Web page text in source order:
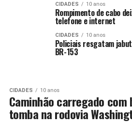
CIDADES 10 anos
Rompimento de cabo
telefone e internet
CIDADES 10 anos
Policiais resgatam
BR-153
CIDADES 10 anos
Caminhão carregado com
tomba na rodovia